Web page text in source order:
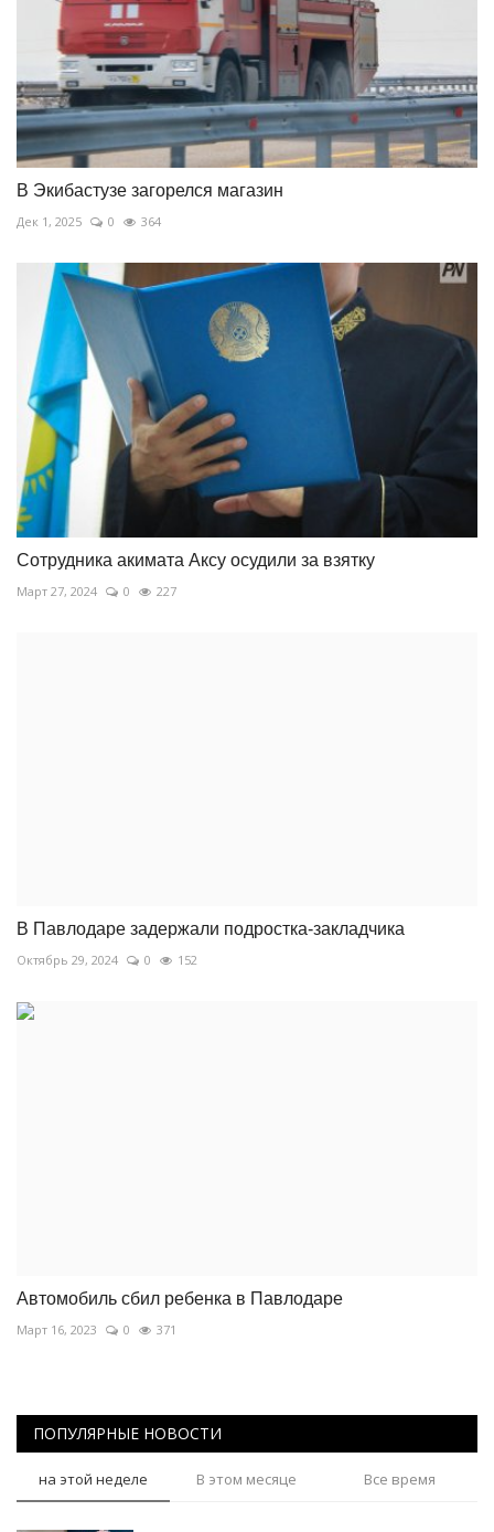
В Экибастузе загорелся магазин
Дек 1, 2025 0 364
Сотрудника акимата Аксу осудили за взятку
Март 27, 2024 0 227
В Павлодаре задержали подростка-закладчика
Октябрь 29, 2024 0 152
Автомобиль сбил ребенка в Павлодаре
Март 16, 2023 0 371
ПОПУЛЯРНЫЕ НОВОСТИ
на этой неделе В этом месяце Все время